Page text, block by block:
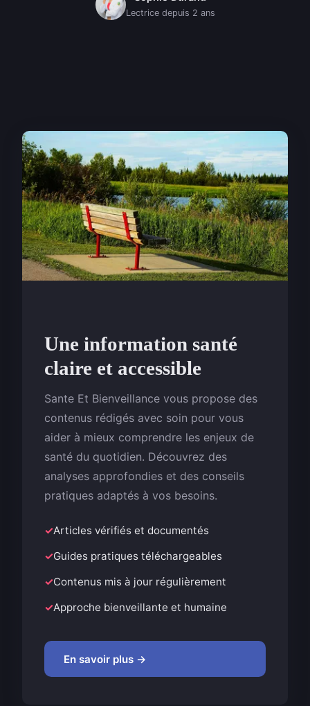
Lectrice depuis 2 ans
Une information santé
claire et accessible
Sante Et Bienveillance vous propose des
contenus rédigés avec soin pour vous
aider à mieux comprendre les enjeux de
santé du quotidien. Découvrez des
analyses approfondies et des conseils
pratiques adaptés à vos besoins.
Articles vérifiés et documentés
Guides pratiques téléchargeables
Contenus mis à jour régulièrement
Approche bienveillante et humaine
En savoir plus →